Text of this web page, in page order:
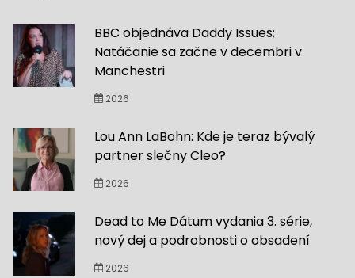
BBC objednáva Daddy Issues;
Natáčanie sa začne v decembri v
Manchestri
2026
Lou Ann LaBohn: Kde je teraz bývalý
partner slečny Cleo?
2026
Dead to Me Dátum vydania 3. série,
nový dej a podrobnosti o obsadení
2026